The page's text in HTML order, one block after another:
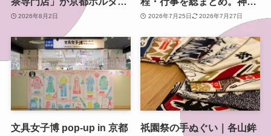
POP-UP、8月5日から14日
2026年8月2日
祭・山鉾巡行・還幸祭まで
2026年7月25日 2026年7月27日
文具女子博 pop-up in 京都
祇園祭の手ぬぐい｜各山鉾